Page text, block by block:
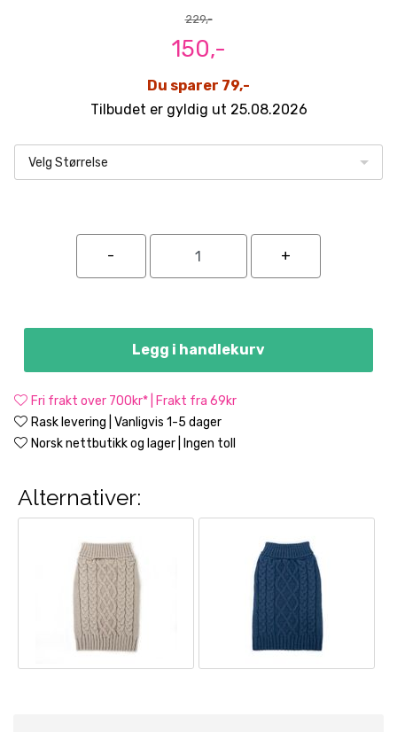
229,-
150,-
Du sparer 79,-
Tilbudet er gyldig ut 25.08.2026
Velg Størrelse
Legg i handlekurv
Fri frakt over 700kr* | Frakt fra 69kr
Rask levering | Vanligvis 1-5 dager
Norsk nettbutikk og lager | Ingen toll
Alternativer: